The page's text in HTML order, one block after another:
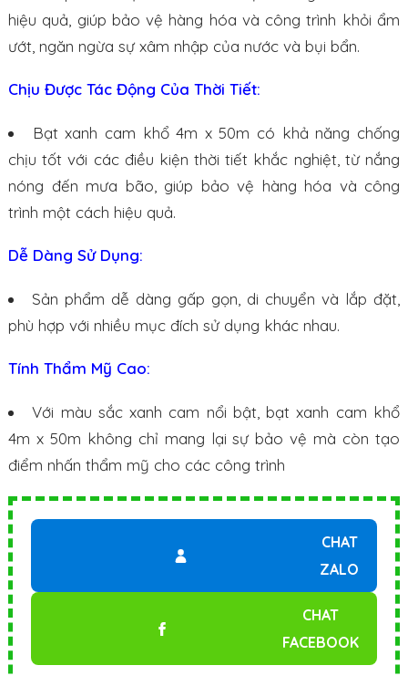
hiệu quả, giúp bảo vệ hàng hóa và công trình khỏi ẩm
ướt, ngăn ngừa sự xâm nhập của nước và bụi bẩn.
Chịu Được Tác Động Của Thời Tiết:
Bạt xanh cam khổ 4m x 50m có khả năng chống
chịu tốt với các điều kiện thời tiết khắc nghiệt, từ nắng
nóng đến mưa bão, giúp bảo vệ hàng hóa và công
trình một cách hiệu quả.
Dễ Dàng Sử Dụng:
Sản phẩm dễ dàng gấp gọn, di chuyển và lắp đặt,
phù hợp với nhiều mục đích sử dụng khác nhau.
Tính Thẩm Mỹ Cao:
Với màu sắc xanh cam nổi bật, bạt xanh cam khổ
4m x 50m không chỉ mang lại sự bảo vệ mà còn tạo
điểm nhấn thẩm mỹ cho các công trình
CHAT
ZALO
CHAT
FACEBOOK